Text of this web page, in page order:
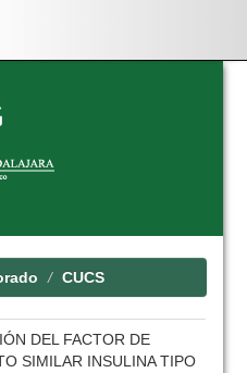
CUCS
DEL FACTOR DE
SIMILAR INSULINA TIPO